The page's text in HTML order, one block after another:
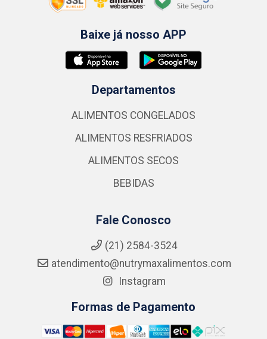
Baixe já nosso APP
Departamentos
ALIMENTOS CONGELADOS
ALIMENTOS RESFRIADOS
ALIMENTOS SECOS
BEBIDAS
Fale Conosco
(21) 2584-3524
atendimento@nutrymaxalimentos.com
Instagram
Formas de Pagamento